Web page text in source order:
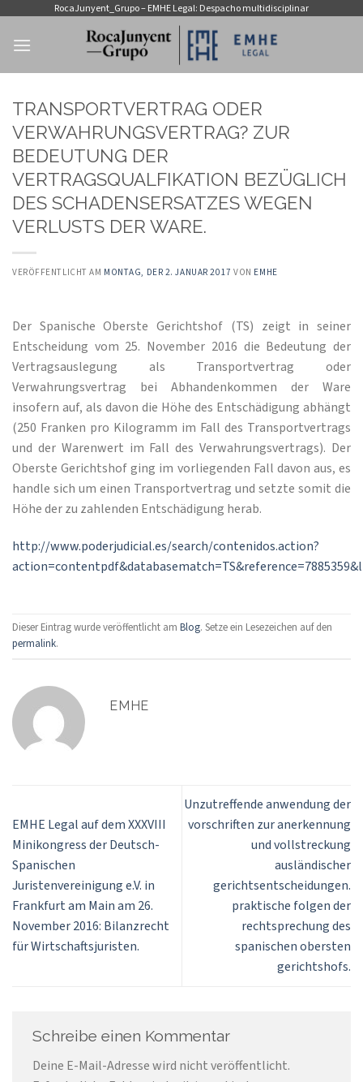
springen
RocaJunyent_Grupo – EMHE Legal: Despacho multidisciplinar
TRANSPORTVERTRAG ODER
VERWAHRUNGSVERTRAG? ZUR
BEDEUTUNG DER
VERTRAGSQUALFIKATION BEZÜGLICH
DES SCHADENSERSATZES WEGEN
VERLUSTS DER WARE.
VERÖFFENTLICHT AM MONTAG, DER 2. JANUAR 2017 VON EMHE
Der Spanische Oberste Gerichtshof (TS) zeigt in seiner
Entscheidung vom 25. November 2016 die Bedeutung der
Vertragsauslegung als Transportvertrag oder
Verwahrungsvertrag bei Abhandenkommen der Ware
insofern auf, als davon die Höhe des Entschädigung abhängt
(250 Franken pro Kilogramm im Fall des Transportvertrags
und der Warenwert im Fall des Verwahrungsvertrags). Der
Oberste Gerichtshof ging im vorliegenden Fall davon aus, es
handle sich um einen Transportvertrag und setzte somit die
Höhe der zu zahlenden Entschädigung herab.
http://www.poderjudicial.es/search/contenidos.action?
Dieser Eintrag wurde veröffentlicht am Blog. Setze ein Lesezeichen auf den
permalink.
EMHE
EMHE Legal auf dem XXXVIII
Minikongress der Deutsch-
Spanischen
Juristenvereinigung e.V. in
Frankfurt am Main am 26.
November 2016: Bilanzrecht
für Wirtschaftsjuristen.
Unzutreffende anwendung der
vorschriften zur anerkennung
und vollstreckung
ausländischer
gerichtsentscheidungen.
praktische folgen der
rechtsprechung des
spanischen obersten
gerichtshofs.
Schreibe einen Kommentar
Deine E-Mail-Adresse wird nicht veröffentlicht.